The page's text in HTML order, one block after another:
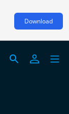
Download